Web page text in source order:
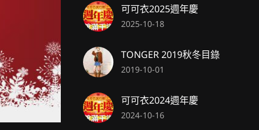
可可衣2025週年慶
2025-10-18
TONGER 2019秋冬目錄
2019-10-01
可可衣2024週年慶
2024-10-16